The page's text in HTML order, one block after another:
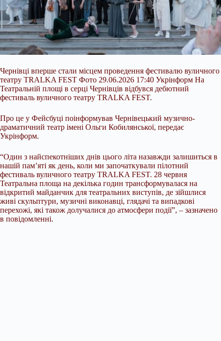
Чернівці вперше стали місцем проведення фестивалю вуличного
театру TRALKA FEST Фото 29.06.2026 17:40 Укрінформ На
Театральній площі в серці Чернівців відбувся дебютний
фестиваль вуличного театру TRALKA FEST.
Про це у Фейсбуці поінформував Чернівецький музично-
драматичний театр імені Ольги Кобилянської, передає
Укрінформ.
“Один з найспекотніших днів цього літа назавжди залишиться в
нашій пам’яті як день, коли ми започаткували пілотний
фестиваль вуличного театру TRALKA FEST. 28 червня
Театральна площа на декілька годин трансформувалася на
відкритий майданчик для театральних виступів, де зійшлися
живі скульптури, музичні виконавці, глядачі та випадкові
перехожі, які також долучалися до атмосфери події”, – зазначено
в повідомленні.